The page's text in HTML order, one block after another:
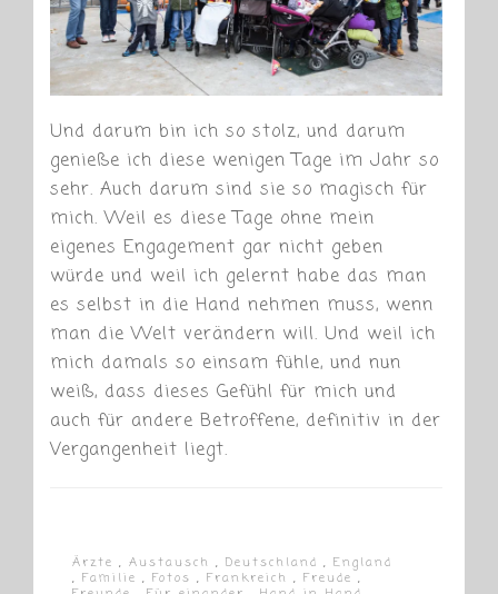
Und darum bin ich so stolz, und darum
genieße ich diese wenigen Tage im Jahr so
sehr. Auch darum sind sie so magisch für
mich. Weil es diese Tage ohne mein
eigenes Engagement gar nicht geben
würde und weil ich gelernt habe das man
es selbst in die Hand nehmen muss, wenn
man die Welt verändern will. Und weil ich
mich damals so einsam fühle, und nun
weiß, dass dieses Gefühl für mich und
auch für andere Betroffene, definitiv in der
Vergangenheit liegt.
Ärzte , Austausch , Deutschland , England
, Familie , Fotos , Frankreich , Freude ,